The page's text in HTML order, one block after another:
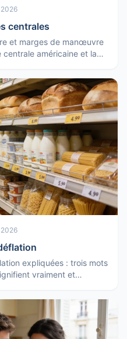
centrales
et marges de manœuvre
américaine et la
expliquées : trois mots
vraiment et